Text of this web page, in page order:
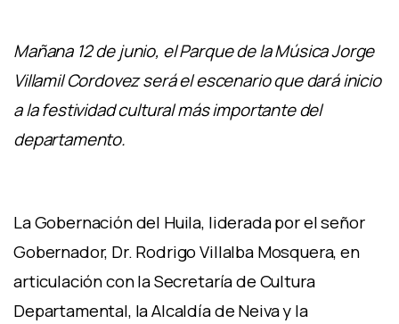
Mañana 12 de junio, el Parque de la Música Jorge
Villamil Cordovez será el escenario que dará inicio
a la festividad cultural más importante del
departamento.
La Gobernación del Huila, liderada por el señor
Gobernador, Dr. Rodrigo Villalba Mosquera, en
articulación con la Secretaría de Cultura
Departamental, la Alcaldía de Neiva y la